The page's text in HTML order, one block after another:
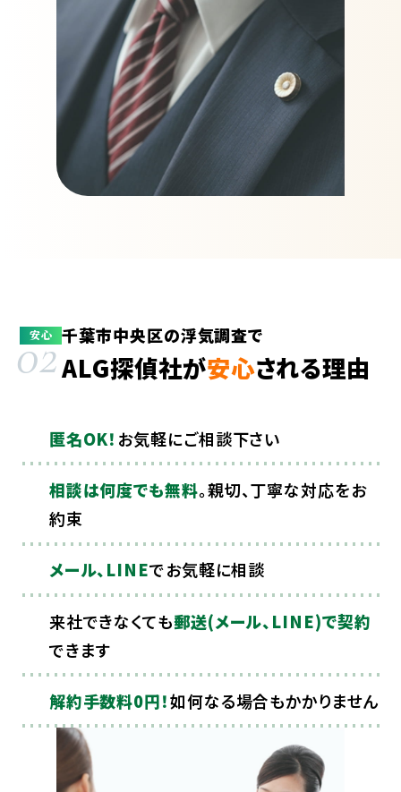
安心
02千葉市中央区の浮気調査で
ALG探偵社が安心される理由
匿名OK！ お気軽にご相談下さい
相談は何度でも無料。親切、丁寧な対応をお
約束
メール、LINEでお気軽に相談
来社できなくても郵送(メール、LINE)で契約
できます
解約手数料0円！如何なる場合もかかりません